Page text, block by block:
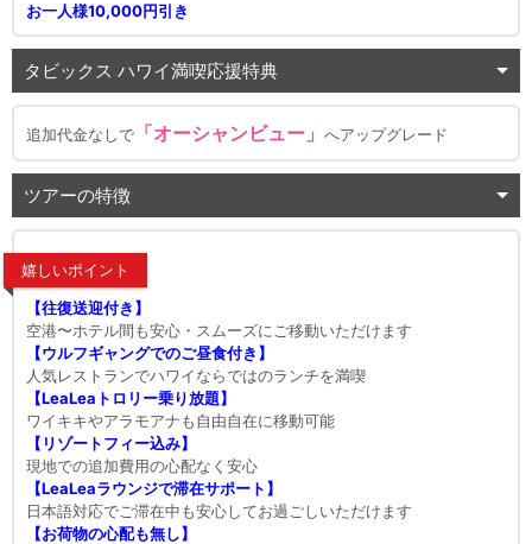
お一人様10,000円引き
タビックス ハワイ満喫応援特典
追加代金なしで 「オーシャンビュー」 へアップグレード
ツアーの特徴
嬉しいポイント
【往復送迎付き】
空港〜ホテル間も安心・スムーズにご移動いただけます
【ウルフギャングでのご昼食付き】
人気レストランでハワイならではのランチを満喫
【LeaLeaトロリー乗り放題】
ワイキキやアラモアナも自由自在に移動可能
【リゾートフィー込み】
現地での追加費用の心配なく安心
【LeaLeaラウンジで滞在サポート】
日本語対応でご滞在中も安心してお過ごしいただけます
【お荷物の心配も無し】